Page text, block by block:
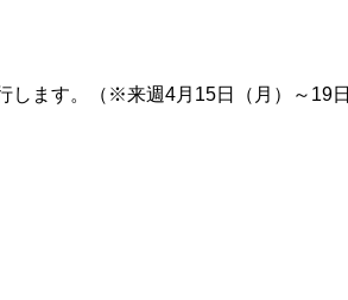
します。（※来週4月15日（月）～19日